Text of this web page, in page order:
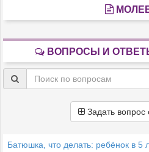
ВОПРОСЫ И
Задать вопрос
Батюшка, что делать: ребёнок в 5